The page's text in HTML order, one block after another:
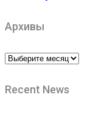
Архивы
Архивы
Recent News